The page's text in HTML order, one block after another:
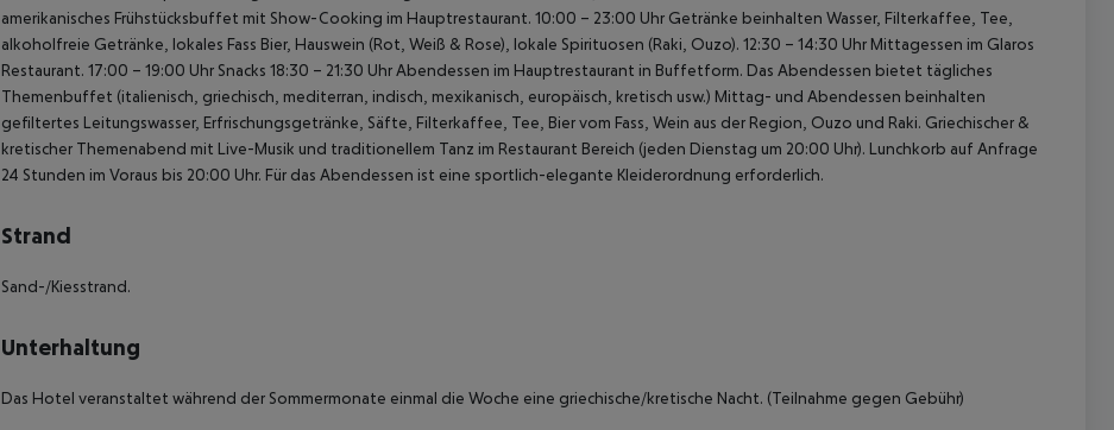
amerikanisches Frühstücksbuffet mit Show-Cooking im Hauptrestaurant. 10:00 – 23:00 Uhr Getränke beinhalten Wasser, Filterkaffee, Tee,
alkoholfreie Getränke, lokales Fass Bier, Hauswein (Rot, Weiß & Rose), lokale Spirituosen (Raki, Ouzo). 12:30 – 14:30 Uhr Mittagessen im Glaros
Restaurant. 17:00 – 19:00 Uhr Snacks 18:30 – 21:30 Uhr Abendessen im Hauptrestaurant in Buffetform. Das Abendessen bietet tägliches
Themenbuffet (italienisch, griechisch, mediterran, indisch, mexikanisch, europäisch, kretisch usw.) Mittag- und Abendessen beinhalten
gefiltertes Leitungswasser, Erfrischungsgetränke, Säfte, Filterkaffee, Tee, Bier vom Fass, Wein aus der Region, Ouzo und Raki. Griechischer &
kretischer Themenabend mit Live-Musik und traditionellem Tanz im Restaurant Bereich (jeden Dienstag um 20:00 Uhr). Lunchkorb auf Anfrage
24 Stunden im Voraus bis 20:00 Uhr. Für das Abendessen ist eine sportlich-elegante Kleiderordnung erforderlich.
Strand
Sand-/Kiesstrand.
Unterhaltung
Das Hotel veranstaltet während der Sommermonate einmal die Woche eine griechische/kretische Nacht. (Teilnahme gegen Gebühr)